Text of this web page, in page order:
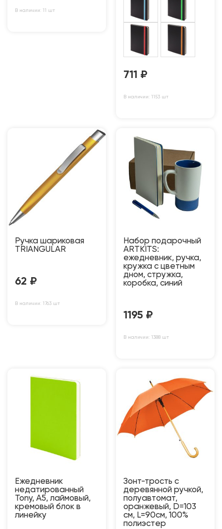
В наличии: 11 шт
711 ₽
В наличии: 1153 шт
Ручка шариковая
TRIANGULAR
62 ₽
В наличии: 1763 шт
Набор подарочный
ARTKITS:
ежедневник, ручка,
кружка с цветным
дном, стружка,
коробка, синий
1195 ₽
В наличии: 1388 шт
Ежедневник
недатированный
Tony, А5, лаймовый,
кремовый блок в
линейку
Зонт-трость с
деревянной ручкой,
полуавтомат,
оранжевый, D=103
см, L=90см, 100%
полиэстер